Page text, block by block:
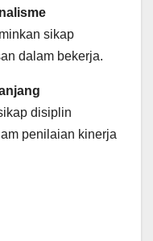
sikap
dalam bekerja.
disiplin
penilaian kinerja